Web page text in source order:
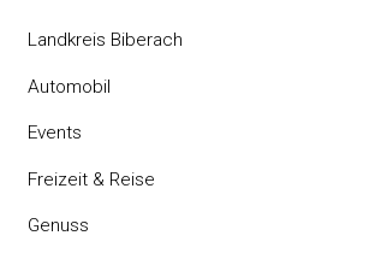
Landkreis Biberach
Automobil
Events
Freizeit & Reise
Genuss